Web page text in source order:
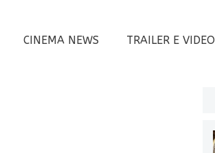
CINEMA NEWS TRAILER E VIDEO